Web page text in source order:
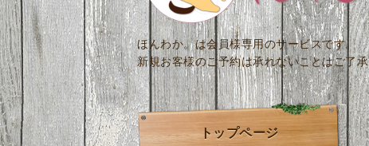
ほんわか。は会員様専用のサービスです。
新規お客様のご予約は承れないことはご了
トップページ